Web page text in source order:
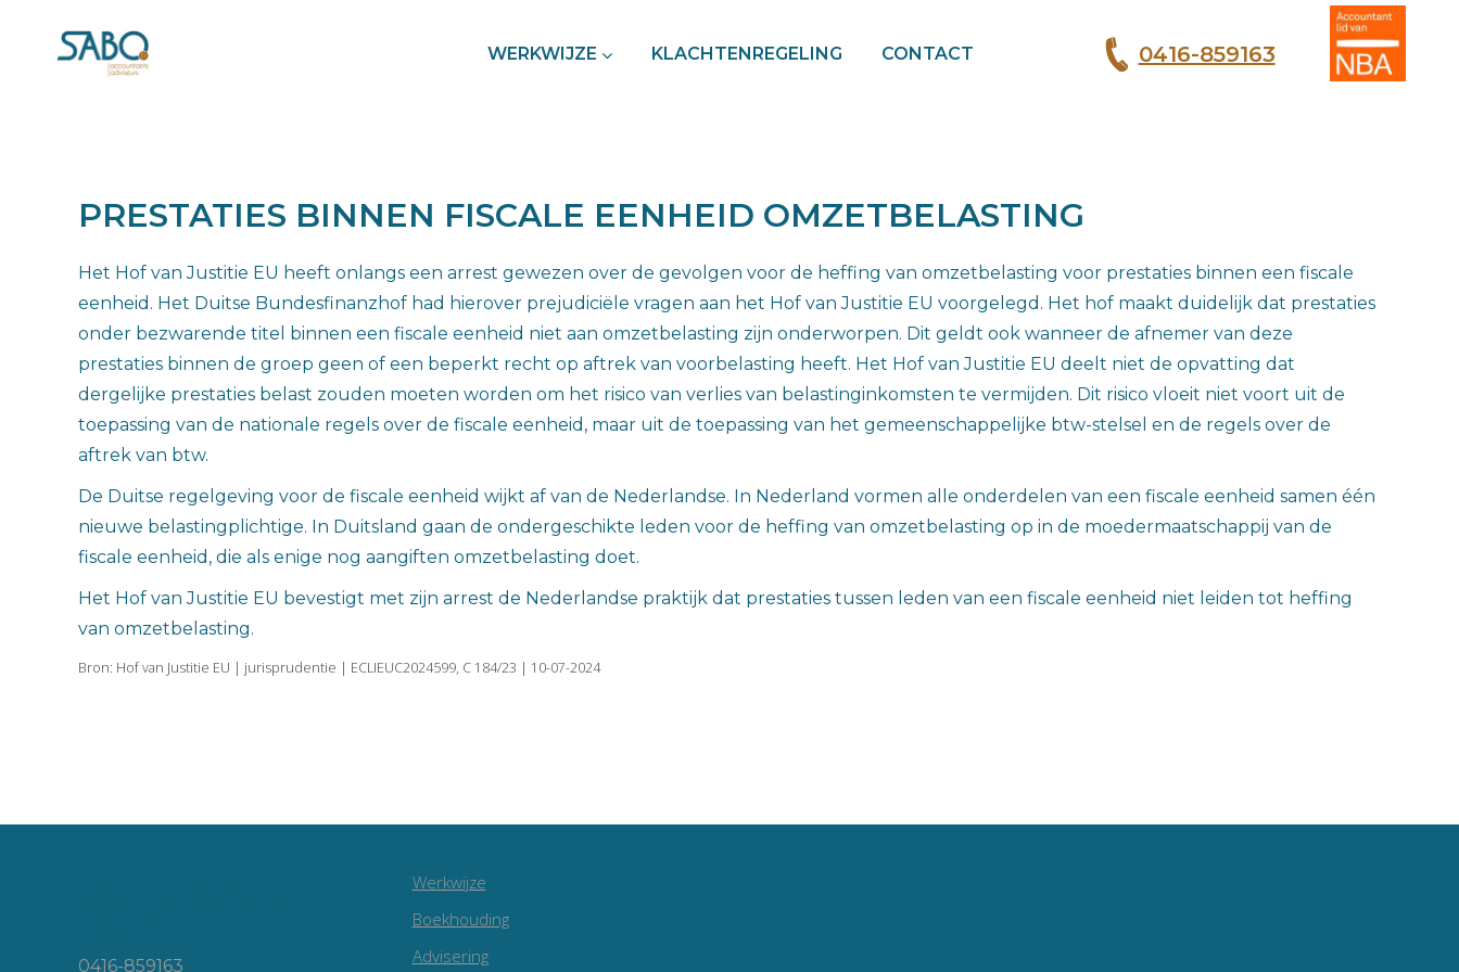
WERKWIJZE KLACHTENREGELING CONTACT 0416-859163
PRESTATIES BINNEN FISCALE EENHEID OMZETBELASTING
Het Hof van Justitie EU heeft onlangs een arrest gewezen over de gevolgen voor de heffing van omzetbelasting voor prestaties binnen een fiscale
eenheid. Het Duitse Bundesfinanzhof had hierover prejudiciële vragen aan het Hof van Justitie EU voorgelegd. Het hof maakt duidelijk dat prestaties
onder bezwarende titel binnen een fiscale eenheid niet aan omzetbelasting zijn onderworpen. Dit geldt ook wanneer de afnemer van deze
prestaties binnen de groep geen of een beperkt recht op aftrek van voorbelasting heeft. Het Hof van Justitie EU deelt niet de opvatting dat
dergelijke prestaties belast zouden moeten worden om het risico van verlies van belastinginkomsten te vermijden. Dit risico vloeit niet voort uit de
toepassing van de nationale regels over de fiscale eenheid, maar uit de toepassing van het gemeenschappelijke btw-stelsel en de regels over de
aftrek van btw.
De Duitse regelgeving voor de fiscale eenheid wijkt af van de Nederlandse. In Nederland vormen alle onderdelen van een fiscale eenheid samen één
nieuwe belastingplichtige. In Duitsland gaan de ondergeschikte leden voor de heffing van omzetbelasting op in de moedermaatschappij van de
fiscale eenheid, die als enige nog aangiften omzetbelasting doet.
Het Hof van Justitie EU bevestigt met zijn arrest de Nederlandse praktijk dat prestaties tussen leden van een fiscale eenheid niet leiden tot heffing
van omzetbelasting.
Bron: Hof van Justitie EU | jurisprudentie | ECLIEUC2024599, C 184/23 | 10-07-2024
0416-859163
Werkwijze
Boekhouding
Advisering